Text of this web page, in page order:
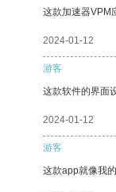
这款加速器VPM
2024-01-12
游客
这款软件的界面
2024-01-12
游客
这款app就像我